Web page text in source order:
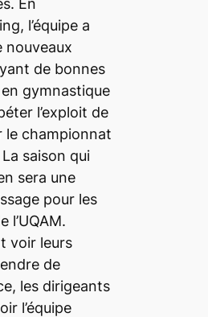
En
l’équipe a
nouveaux
de bonnes
gymnastique
l’exploit de
le championnat
saison qui
sera une
pour les
l’UQAM.
voir leurs
de
les dirigeants
l’équipe